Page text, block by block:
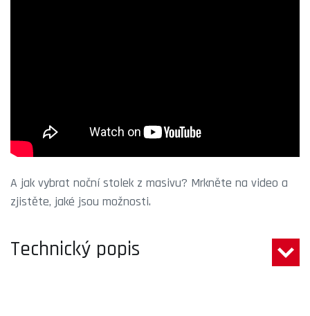
A jak vybrat noční stolek z masivu? Mrkněte na video a
zjistěte, jaké jsou možnosti.
Technický popis